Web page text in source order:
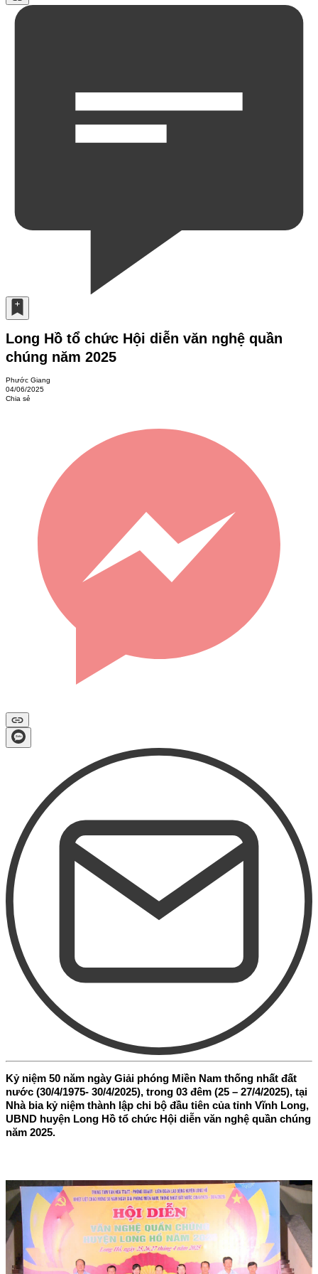
Long Hồ tổ chức Hội diễn văn nghệ quần
chúng năm 2025
Phước Giang
04/06/2025
Chia sẻ
Kỷ niệm 50 năm ngày Giải phóng Miền Nam thống nhất đất
nước (30/4/1975- 30/4/2025), trong 03 đêm (25 – 27/4/2025), tại
Nhà bia kỷ niệm thành lập chi bộ đầu tiên của tỉnh Vĩnh Long,
UBND huyện Long Hồ tổ chức Hội diễn văn nghệ quần chúng
năm 2025.